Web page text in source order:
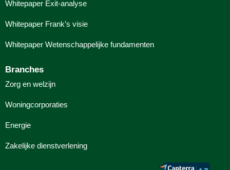
Whitepaper Exit-analyse
Whitepaper Frank’s visie
Whitepaper Wetenschappelijke fundamenten
Branches
Zorg en welzijn
Woningcorporaties
Energie
Zakelijke dienstverlening